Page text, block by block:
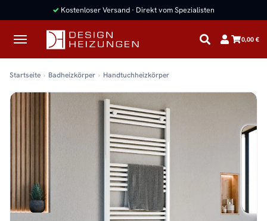
✓ Kostenloser Versand · Direkt vom Spezialisten
0,00 €
Startseite Badheizkörper Handtuchheizkörper